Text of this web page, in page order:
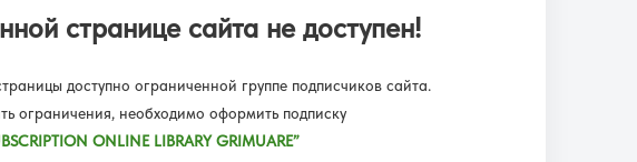
странице сайта не доступен!
доступно ограниченной группе подписчиков сайта.
ограничения, необходимо оформить подписку
ONLINE LIBRARY GRIMUARE”